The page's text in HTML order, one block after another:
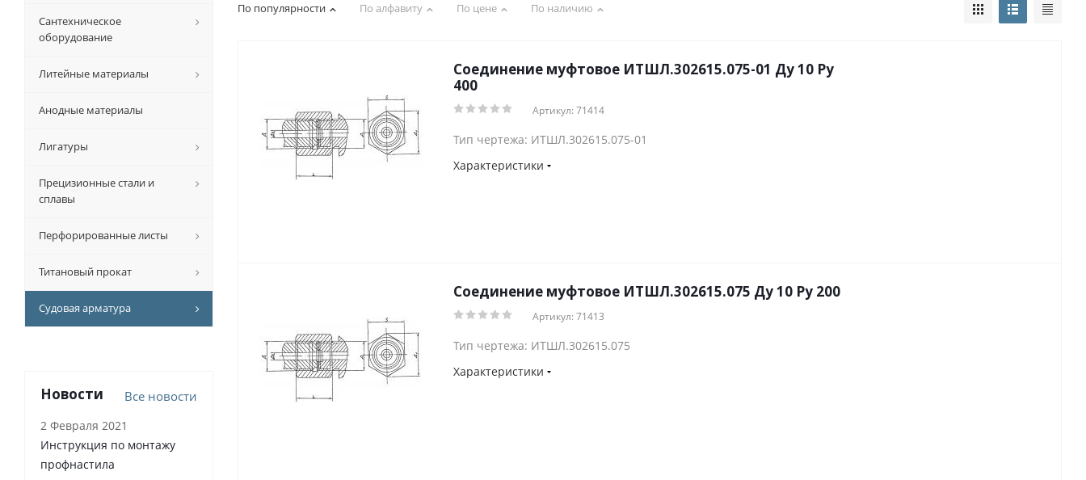
По популярности По алфавиту По цене По наличию
Соединение муфтовое ИТШЛ.302615.075-01 Ду 10 Py
400
Артикул: 71414
Тип чертежа: ИТШЛ.302615.075-01
Характеристики
Соединение муфтовое ИТШЛ.302615.075 Ду 10 Py 200
Артикул: 71413
Тип чертежа: ИТШЛ.302615.075
Характеристики
Сантехническое
оборудование
Литейные материалы
Анодные материалы
Лигатуры
Прецизионные стали и
сплавы
Перфорированные листы
Титановый прокат
Судовая арматура
Новости Все новости
2 Февраля 2021
Инструкция по монтажу
профнастила